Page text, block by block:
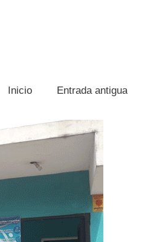
Entrada antigua
Inicio